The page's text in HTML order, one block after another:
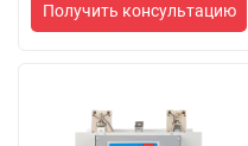
Получить консультацию